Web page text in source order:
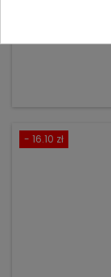
- 16.10 zł